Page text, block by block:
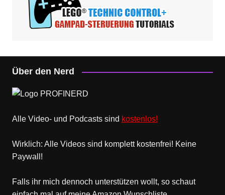
Über den Nerd
Alle Video- und Podcasts sind kostenlos!
Wirklich: Alle Videos sind komplett kostenfrei! Keine
Paywall!
Falls ihr mich dennoch unterstützen wollt, so schaut